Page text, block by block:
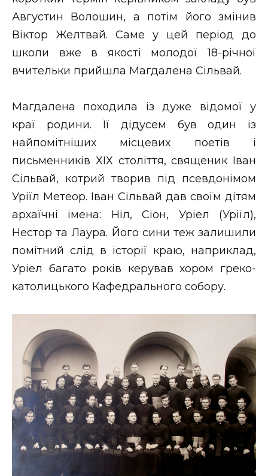
Августин Волошин, а потім його змінив
Віктор Желтвай. Саме у цей період до
школи вже в якості молодої 18-річної
вчительки прийшла Магдалена Сільвай.
Магдалена походила із дуже відомої у
краї родини. Її дідусем був один із
найпомітніших місцевих поетів і
письменників ХІХ століття, священик Іван
Сільвай, котрий творив під псевдонімом
Уріїл Метеор. Іван Сільвай дав своїм дітям
архаїчні імена: Ніл, Сіон, Уріел (Уріїл),
Нестор та Лаура. Його сини теж залишили
помітний слід в історії краю, наприклад,
Уріел багато років керував хором греко-
католицького Кафедрального собору.